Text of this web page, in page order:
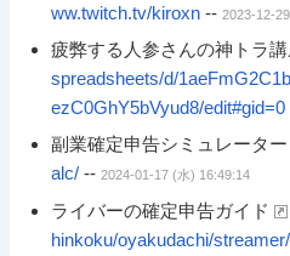
ww.twitch.tv/kiroxn -- 2023-12-
疲弊する人参さんの神トラ講
spreadsheets/d/
ezC0GhY5bVyud8/edit#gid=0
副業確定申告シミュレーター
alc/ -- 2024-01-17 (水) 16:49:14
ライバーの確定申告ガイド
hinkoku/oyakudachi/streamer/